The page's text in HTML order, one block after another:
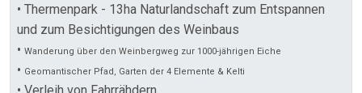
• Thermenpark - 13ha Naturlandschaft zum Entspannen
und zum Besichtigungen des Weinbaus
• Wanderung über den Weinbergweg zur 1000-jährigen Eiche
• Geomantischer Pfad, Garten der 4 Elemente & Kelti